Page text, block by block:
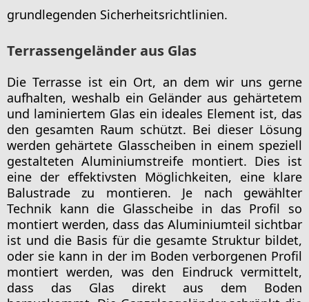
grundlegenden Sicherheitsrichtlinien.
Terrassengeländer aus Glas
Die Terrasse ist ein Ort, an dem wir uns gerne
aufhalten, weshalb ein Geländer aus gehärtetem
und laminiertem Glas ein ideales Element ist, das
den gesamten Raum schützt. Bei dieser Lösung
werden gehärtete Glasscheiben in einem speziell
gestalteten Aluminiumstreife montiert. Dies ist
eine der effektivsten Möglichkeiten, eine klare
Balustrade zu montieren. Je nach gewählter
Technik kann die Glasscheibe in das Profil so
montiert werden, dass das Aluminiumteil sichtbar
ist und die Basis für die gesamte Struktur bildet,
oder sie kann in der im Boden verborgenen Profil
montiert werden, was den Eindruck vermittelt,
dass das Glas direkt aus dem Boden